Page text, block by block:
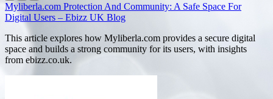
Myliberla.com Protection And Community: A Safe Space For
Digital Users – Ebizz UK Blog
This article explores how Myliberla.com provides a secure digital
space and builds a strong community for its users, with insights
from ebizz.co.uk.